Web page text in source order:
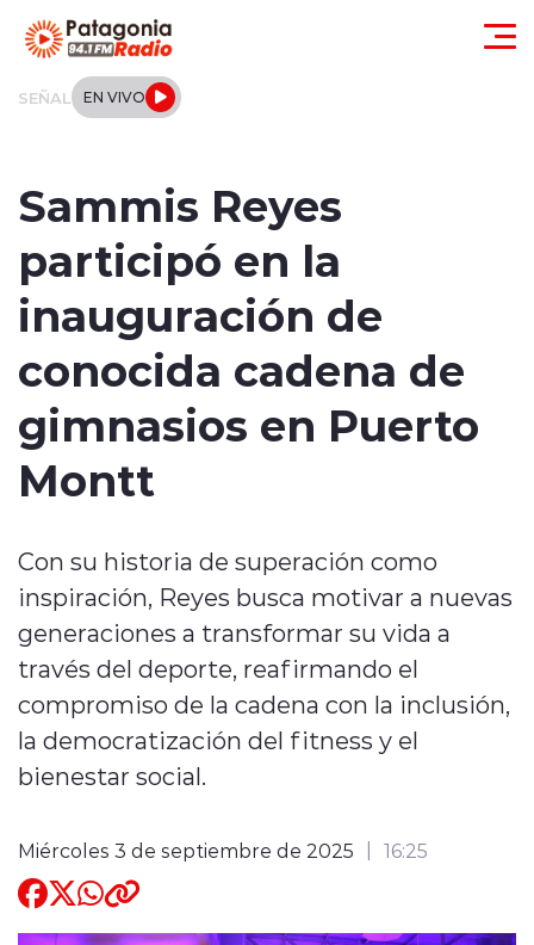
SEÑAL EN VIVO
Tendencias
Internacional
Deportes
Quienes Somos
Sammis Reyes
participó en la
inauguración de
conocida cadena de
gimnasios en Puerto
Montt
Con su historia de superación como
inspiración, Reyes busca motivar a nuevas
generaciones a transformar su vida a
través del deporte, reafirmando el
compromiso de la cadena con la inclusión,
la democratización del fitness y el
bienestar social.
Miércoles 3 de septiembre de 2025 16:25